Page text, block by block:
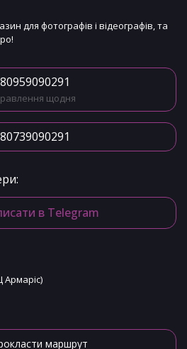
для фотографів і відеографів, та
щодня
в Telegram
Армаріс)
маршрут